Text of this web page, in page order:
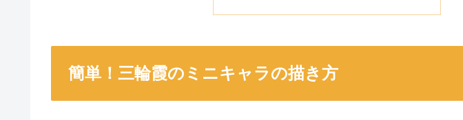
簡単！三輪霞のミニキャラの描き方